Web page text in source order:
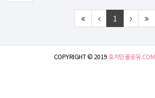
1
COPYRIGHT © 2019호치민꿀공유.COM